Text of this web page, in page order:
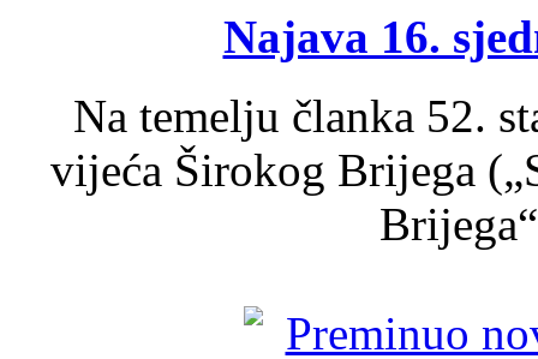
Najava 16.
Na temelju članka 52.
vijeća Širokog Brijega